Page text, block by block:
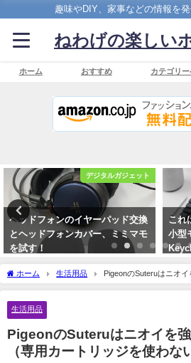
趣味やDIY、家事などの情報を発
ねわげの楽しい
ホーム おすすめ カテゴリ
デジタルガジェット
これはお勧め！ジャストサイズの
小型モバイルキーボード
Keychron K7 登場
グロ
100
2019
ホーム 生活用品
PigeonのSuteruはニオ
トリッジを使わない）ゴミ箱だった。
生活用品
PigeonのSuteruはニオイを
（専用カートリッジを使わな